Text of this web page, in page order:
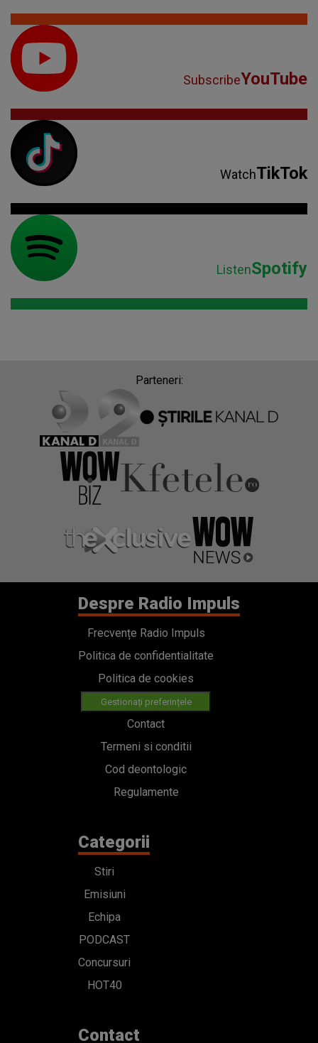
SubscribeYouTube
WatchTikTok
ListenSpotify
Parteneri:
Despre Radio Impuls
Frecvențe Radio Impuls
Politica de confidentialitate
Politica de cookies
Gestionați preferințele
Contact
Termeni si conditii
Cod deontologic
Regulamente
Categorii
Stiri
Emisiuni
Echipa
PODCAST
Concursuri
HOT40
Contact